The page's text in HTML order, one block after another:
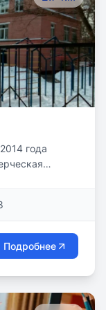
года
Подробнее